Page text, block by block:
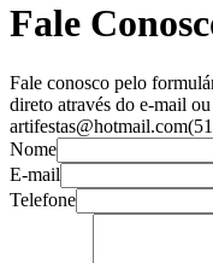
Fale
Fale conosco pelo
direto através do e-mail
artifestas@hotmail.com
Nome
E-mail
Telefone